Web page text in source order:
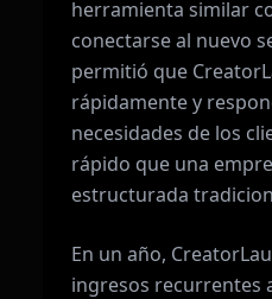
herramienta similar
conectarse al nuevo
permitió que
rápidamente y
necesidades de los
rápido que una
estructurada
En un año,
ingresos recurrentes